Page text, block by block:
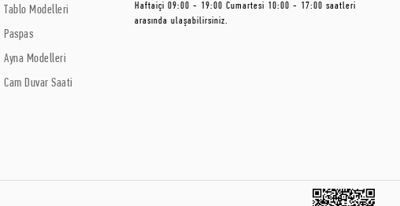
Tablo Modelleri
Paspas
Ayna Modelleri
Cam Duvar Saati
Haftaiçi 09:00 - 19:00 Cumartesi 10:00 - 17:00 saatleri
arasında ulaşabilirsiniz.